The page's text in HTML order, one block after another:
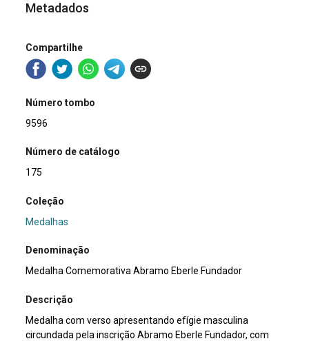
Metadados
Compartilhe
Número tombo
9596
Número de catálogo
175
Coleção
Medalhas
Denominação
Medalha Comemorativa Abramo Eberle Fundador
Descrição
Medalha com verso apresentando efígie masculina
circundada pela inscrição Abramo Eberle Fundador, com